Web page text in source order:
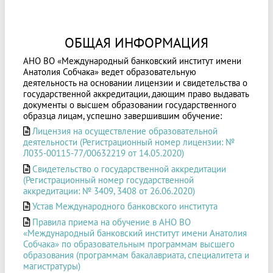
ОБЩАЯ ИНФОРМАЦИЯ
АНО ВО «Международный банковский институт имени
Анатолия Собчака» ведет образовательную
деятельность на основании лицензии и свидетельства о
государственной аккредитации, дающим право выдавать
документы о высшем образовании государственного
образца лицам, успешно завершившим обучение:
Лицензия на осуществление образовательной
деятельности (Регистрационный номер лицензии: №
Л035-00115-77/00632219 от 14.05.2020)
Свидетельство о государственной аккредитации
(Регистрационный номер государственной
аккредитации: № 3409, 3408 от 26.06.2020)
Устав Международного банковского института
Правила приема на обучение в АНО ВО
«Международный банковский институт имени Анатолия
Собчака» по образовательным программам высшего
образования (программам бакалавриата, специалитета и
магистратуры)